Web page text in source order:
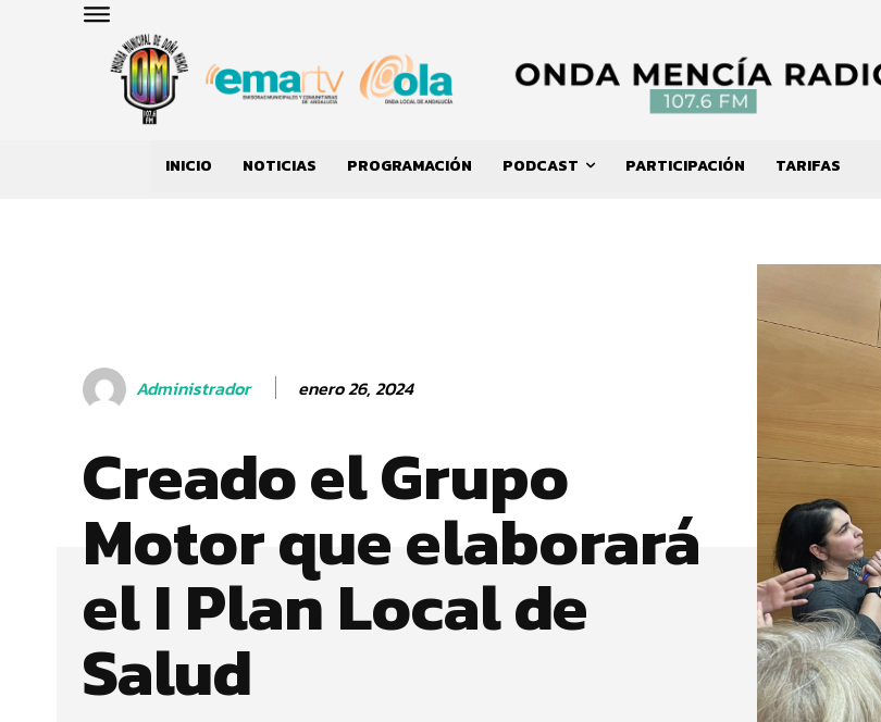
INICIO NOTICIAS PROGRAMACIÓN PODCAST PARTICIPACIÓN TARIFAS
Administrador enero 26, 2024
Creado el Grupo
Motor que elaborará
el I Plan Local de
Salud